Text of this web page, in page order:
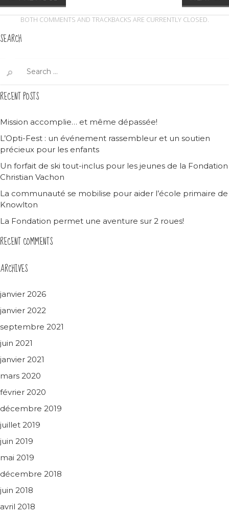
BOTH COMMENTS AND TRACKBACKS ARE CURRENTLY CLOSED.
SEARCH
for:
RECENT POSTS
Mission accomplie… et même dépassée!
L’Opti-Fest : un événement rassembleur et un soutien
précieux pour les enfants
Un forfait de ski tout-inclus pour les jeunes de la Fondation
Christian Vachon
La communauté se mobilise pour aider l’école primaire de
Knowlton
La Fondation permet une aventure sur 2 roues!
RECENT COMMENTS
ARCHIVES
janvier 2026
janvier 2022
septembre 2021
juin 2021
janvier 2021
mars 2020
février 2020
décembre 2019
juillet 2019
juin 2019
mai 2019
décembre 2018
juin 2018
avril 2018